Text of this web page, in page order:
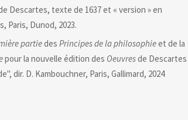
Descartes, texte de 1637 et « version » en
Paris, Dunod, 2023.
partiedes Principes de la philosophieet de la
pour la nouvelle édition des Oeuvresde Descartes
dir. D. Kambouchner, Paris, Gallimard, 2024